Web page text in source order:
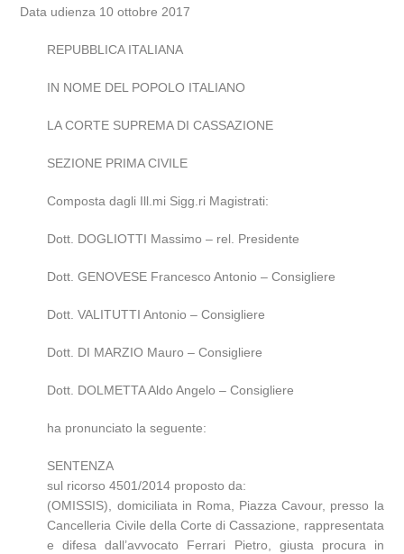
Data udienza 10 ottobre 2017
REPUBBLICA ITALIANA
IN NOME DEL POPOLO ITALIANO
LA CORTE SUPREMA DI CASSAZIONE
SEZIONE PRIMA CIVILE
Composta dagli Ill.mi Sigg.ri Magistrati:
Dott. DOGLIOTTI Massimo – rel. Presidente
Dott. GENOVESE Francesco Antonio – Consigliere
Dott. VALITUTTI Antonio – Consigliere
Dott. DI MARZIO Mauro – Consigliere
Dott. DOLMETTA Aldo Angelo – Consigliere
ha pronunciato la seguente:
SENTENZA
sul ricorso 4501/2014 proposto da:
(OMISSIS), domiciliata in Roma, Piazza Cavour, presso la
Cancelleria Civile della Corte di Cassazione, rappresentata
e difesa dall’avvocato Ferrari Pietro, giusta procura in